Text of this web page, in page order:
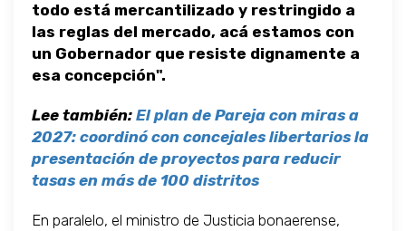
todo está mercantilizado y restringido a
las reglas del mercado, acá estamos con
un Gobernador que resiste dignamente a
esa concepción".
Lee también: El plan de Pareja con miras a
2027: coordinó con concejales libertarios la
presentación de proyectos para reducir
tasas en más de 100 distritos
En paralelo, el ministro de Justicia bonaerense,